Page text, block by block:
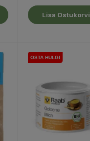
Lisa Ostukorvi
OSTA HULGI